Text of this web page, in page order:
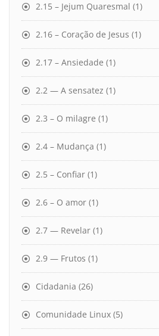
2.15 – Jejum Quaresmal (1)
2.16 – Coração de Jesus (1)
2.17 – Ansiedade (1)
2.2 — A sensatez (1)
2.3 – O milagre (1)
2.4 – Mudança (1)
2.5 – Confiar (1)
2.6 – O amor (1)
2.7 — Revelar (1)
2.9 — Frutos (1)
Cidadania (26)
Comunidade Linux (5)